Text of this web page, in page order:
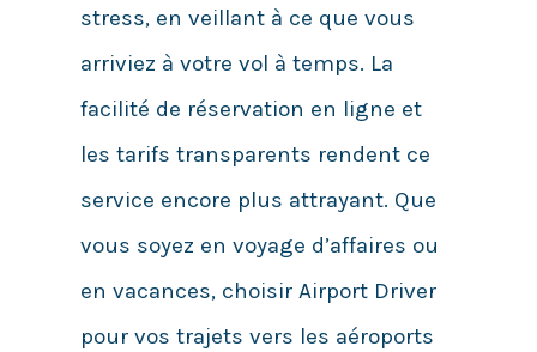
stress, en veillant à ce que vous
arriviez à votre vol à temps. La
facilité de réservation en ligne et
les tarifs transparents rendent ce
service encore plus attrayant. Que
vous soyez en voyage d’affaires ou
en vacances, choisir Airport Driver
pour vos trajets vers les aéroports